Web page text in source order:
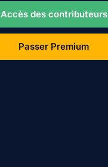
Accès des contributeurs
Passer Premium